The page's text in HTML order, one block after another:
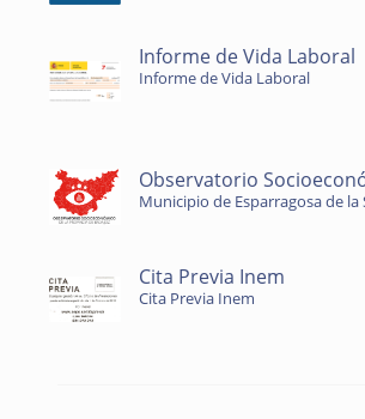
Informe de Vida Laboral
Informe de Vida Laboral
Observatorio
Municipio de Esparragosa de la
Cita Previa Inem
Cita Previa Inem